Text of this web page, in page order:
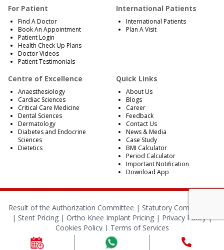
For Patient
Find A Doctor
Book An Appointment
Patient Login
Health Check Up Plans
Doctor Videos
Patient Testimonials
International Patients
International Patients
Plan A Visit
Centre of Excellence
Anaesthesiology
Cardiac Sciences
Critical Care Medicine
Dental Sciences
Dermatology
Diabetes and Endocrine
Sciences
Dietetics
Quick Links
About Us
Blogs
Career
Feedback
Contact Us
News & Media
Case Study
BMI Calculator
Period Calculator
Important Notification
Download App
Result of the Authorization Committee | Statutory Compliances
| Stent Pricing | Ortho Knee Implant Pricing | Privacy Policy|
Cookies Policy| Terms of Services
© 2024 RBH Jaipur. All Rights Reserved.